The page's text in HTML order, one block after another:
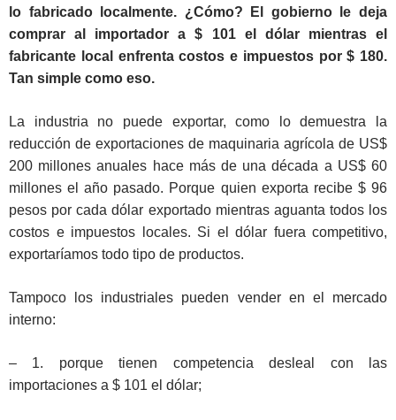
lo fabricado localmente. ¿Cómo? El gobierno le deja
comprar al importador a $ 101 el dólar mientras el
fabricante local enfrenta costos e impuestos por $ 180.
Tan simple como eso.
La industria no puede exportar, como lo demuestra la
reducción de exportaciones de maquinaria agrícola de US$
200 millones anuales hace más de una década a US$ 60
millones el año pasado. Porque quien exporta recibe $ 96
pesos por cada dólar exportado mientras aguanta todos los
costos e impuestos locales. Si el dólar fuera competitivo,
exportaríamos todo tipo de productos.
Tampoco los industriales pueden vender en el mercado
interno:
– 1. porque tienen competencia desleal con las
importaciones a $ 101 el dólar;